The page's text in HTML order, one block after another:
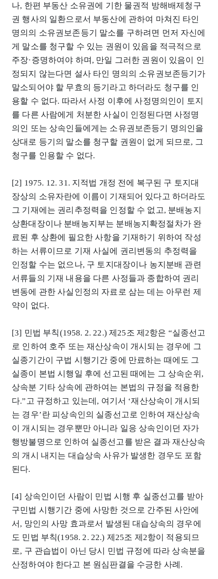
나, 한편 부동산 소유권에 기한 물권적 방해배제청구
권 행사의 일환으로서 부동산에 관하여 마쳐진 타인
명의의 소유권보존등기 말소를 구하려면 먼저 자신에
게 말소를 청구할 수 있는 권원이 있음을 적극적으로
주장·증명하여야 하며, 만일 그러한 권원이 있음이 인
정되지 않는다면 설사 타인 명의의 소유권보존등기가
말소되어야 할 무효의 등기라고 하더라도 청구를 인
용할 수 없다. 따라서 사정 이후에 사정명의인이 토지
를 다른 사람에게 처분한 사실이 인정된다면 사정명
의인 또는 상속인들에게는 소유권보존등기 명의인을
상대로 등기의 말소를 청구할 권원이 없게 되므로, 그
청구를 인용할 수 없다.
[2] 1975. 12. 31. 지적법 개정 전에 복구된 구 토지대
장상의 소유자란에 이름이 기재되어 있다고 하더라도
그 기재에는 권리추정력을 인정할 수 없고, 분배농지
상환대장이나 분배농지부는 분배농지확정절차가 완
료된 후 상환에 필요한 사항을 기재하기 위하여 작성
하는 서류이므로 기재 사실에 권리변동의 추정력을
인정할 수는 없으나, 구 토지대장이나 농지분배 관련
서류들의 기재 내용을 다른 사정들과 종합하여 권리
변동에 관한 사실인정의 자료로 삼는 데는 아무런 제
약이 없다.
[3] 민법 부칙(1958. 2. 22.) 제25조 제2항은 “실종선고
로 인하여 호주 또는 재산상속이 개시되는 경우에 그
실종기간이 구법 시행기간 중에 만료하는 때에도 그
실종이 본법 시행일 후에 선고된 때에는 그 상속순위,
상속분 기타 상속에 관하여는 본법의 규정을 적용한
다.”고 규정하고 있는데, 여기서 ‘재산상속이 개시되
는 경우’란 피상속인의 실종선고로 인하여 재산상속
이 개시되는 경우뿐만 아니라 일응 상속인이던 자가
행방불명으로 인하여 실종선고를 받은 결과 재산상속
의 개시 내지는 대습상속 사유가 발생한 경우도 포함
된다.
[4] 상속인이던 사람이 민법 시행 후 실종선고를 받아
구민법 시행기간 중에 사망한 것으로 간주된 사안에
서, 망인의 사망 효과로서 발생된 대습상속의 경우에
도 민법 부칙(1958. 2. 22.) 제25조 제2항이 적용되므
로, 구 관습법이 아닌 당시 민법 규정에 따라 상속분을
산정하여야 한다고 본 원심판결을 수긍한 사례.